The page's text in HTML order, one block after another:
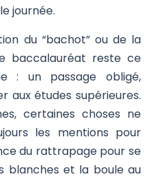
journée.
du “bachot” ou de la
baccalauréat reste ce
: un passage obligé,
aux études supérieures.
certaines choses ne
les mentions pour
du rattrapage pour se
blanches et la boule au